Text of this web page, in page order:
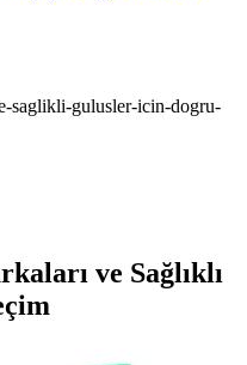
saglikli-gulusler-icin-dogru-
ve Sağlıklı